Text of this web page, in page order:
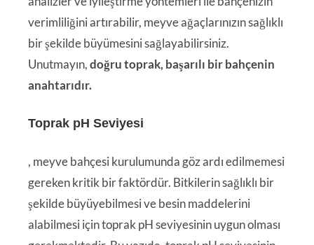
verimliliğini artırabilir, meyve ağaçlarınızın sağlıklı
bir şekilde büyümesini sağlayabilirsiniz.
Unutmayın,doğru toprak, başarılı bir bahçenin
anahtarıdır.
Toprak pH Seviyesi
, meyve bahçesi kurulumunda göz ardı edilmemesi
gereken kritik bir faktördür. Bitkilerin sağlıklı bir
şekilde büyüyebilmesi ve besin maddelerini
alabilmesi için toprak pH seviyesinin uygun olması